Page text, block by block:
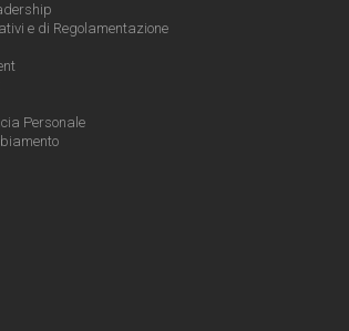
e di Regolamentazione
Personale